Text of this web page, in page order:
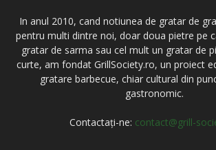
In anul 2010, cand notiunea de gratar de
pentru multi dintre noi, doar doua pietre pe
gratar de sarma sau cel mult un gratar de
curte, am fondat GrillSociety.ro, un proiect
gratare barbecue, chiar cultural din
gastronomic.
Contactați-ne: contact@grill-